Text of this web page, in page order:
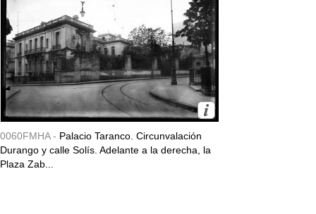
0060FMHA - Palacio Taranco. Circunvalación
Durango y calle Solís. Adelante a la derecha, la
Plaza Zab...